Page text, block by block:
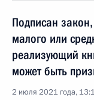
Подписан
малого или
реализующий
может быть
2 июля 2021 года,